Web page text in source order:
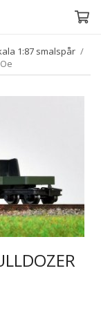
1:87 smalspår /